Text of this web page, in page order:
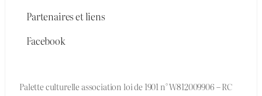
Partenaires et liens
Facebook
Palette culturelle association loi de 1901 n° W812009906 – RC